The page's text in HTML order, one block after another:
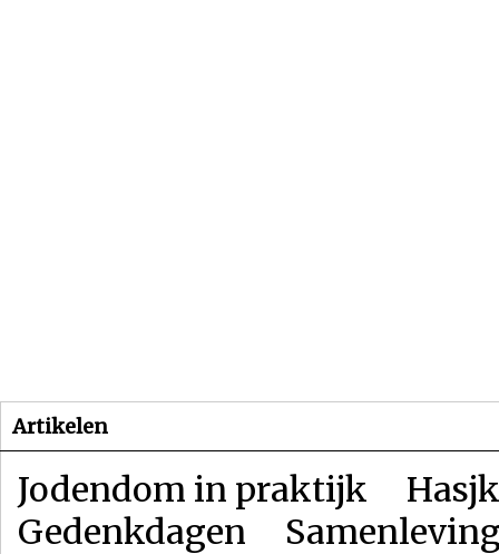
Artikelen
Jodendom in praktijk
Gedenkdagen